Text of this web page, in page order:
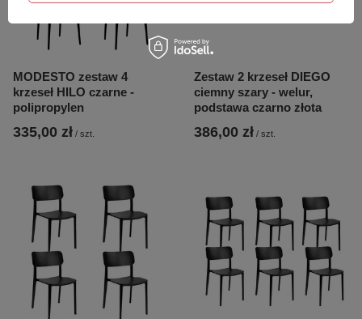
MODESTO zestaw 4
krzeseł HILO czarne -
polipropylen
335,00 zł / szt.
Zestaw 2 krzeseł DIEGO
ciemny szary - welur,
podstawa czarno złota
386,00 zł / szt.